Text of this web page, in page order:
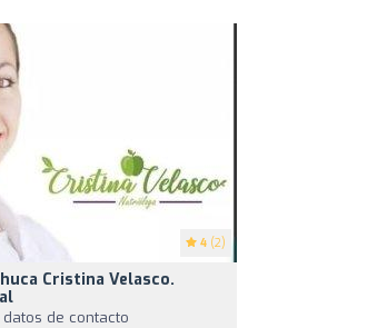
4 (2)
Cristina Velasco.
de contacto